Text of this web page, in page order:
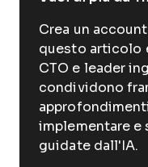
Crea un
questo articolo
CTO e leader
condividono
implementare e
guidate dall'IA.